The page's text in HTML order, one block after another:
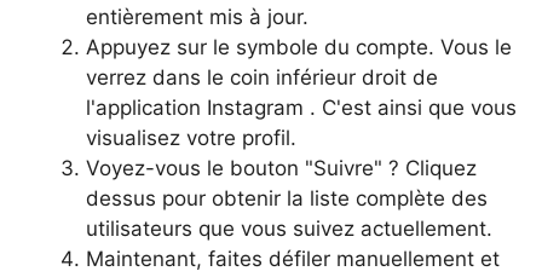
entièrement mis à jour.
Appuyez sur le symbole du compte. Vous le
verrez dans le coin inférieur droit de
l'application Instagram . C'est ainsi que vous
visualisez votre profil.
Voyez-vous le bouton "Suivre" ? Cliquez
dessus pour obtenir la liste complète des
utilisateurs que vous suivez actuellement.
Maintenant, faites défiler manuellement et